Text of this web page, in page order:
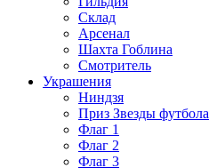
Склад
Арсенал
Шахта Гоблина
Смотритель
Украшения
Ниндзя
Приз Звезды футбола
Флаг 1
Флаг 2
Флаг 3